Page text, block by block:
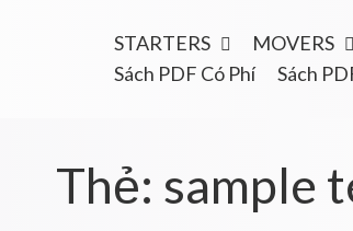
STARTERS MOVERS
Sách PDF Có Phí
Sách
Thẻ: sample